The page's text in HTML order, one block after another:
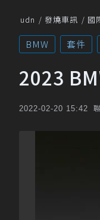
udn 發燒車訊 國
BMW 套件
2023
2022-02-20 15:42